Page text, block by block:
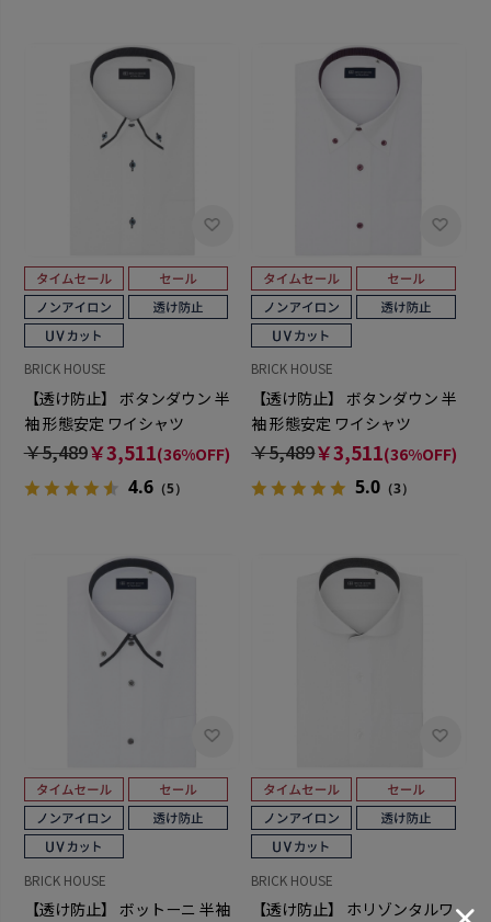
BRICK HOUSE
【透け防止】 ボタンダウン 半
袖 形態安定 ワイシャツ
￥5,489￥3,511(36%OFF)
4.6（5）
BRICK HOUSE
【透け防止】 ボタンダウン 半
袖 形態安定 ワイシャツ
￥5,489￥3,511(36%OFF)
5.0 （3）
BRICK HOUSE
【透け防止】 ボットーニ 半袖
BRICK HOUSE
【透け防止】 ホリゾンタルワ